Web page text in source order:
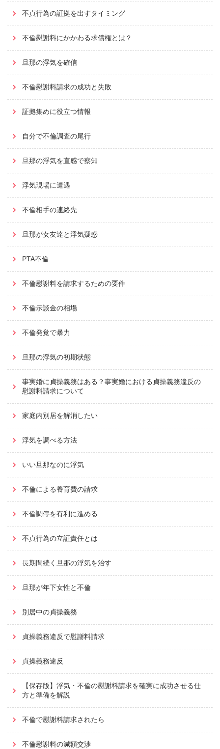
不貞行為の証拠を出すタイミング
不倫慰謝料にかかわる求償権とは？
旦那の浮気を確信
不倫慰謝料請求の成功と失敗
証拠集めに役立つ情報
自分で不倫調査の尾行
旦那の浮気を直感で察知
浮気現場に遭遇
不倫相手の連絡先
旦那が女友達と浮気疑惑
PTA不倫
不倫慰謝料を請求するための要件
不倫示談金の相場
不倫発覚で暴力
旦那の浮気の初期状態
事実婚に貞操義務はある？事実婚における貞操義務違反の
慰謝料請求について
家庭内別居を解消したい
浮気を調べる方法
いい旦那なのに浮気
不倫による養育費の請求
不倫調停を有利に進める
不貞行為の立証責任とは
長期間続く旦那の浮気を治す
旦那が年下女性と不倫
別居中の貞操義務
貞操義務違反で慰謝料請求
貞操義務違反
【保存版】浮気・不倫の慰謝料請求を確実に成功させる仕
方と準備を解説
不倫で慰謝料請求されたら
不倫慰謝料の減額交渉